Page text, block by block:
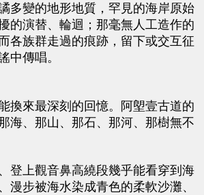
變的地形地質，罕見的海岸原始
的演替、輪迴；那毫無人工造作的
各族群走過的痕跡，留下或交互征
中傳唱。
來最深刻的回憶。阿塱壹古道的
海、那山、那石、那河、那樹無不
上觀音鼻高繞段幾乎能看穿到海
步被海水染成青色的柔軟沙灘、